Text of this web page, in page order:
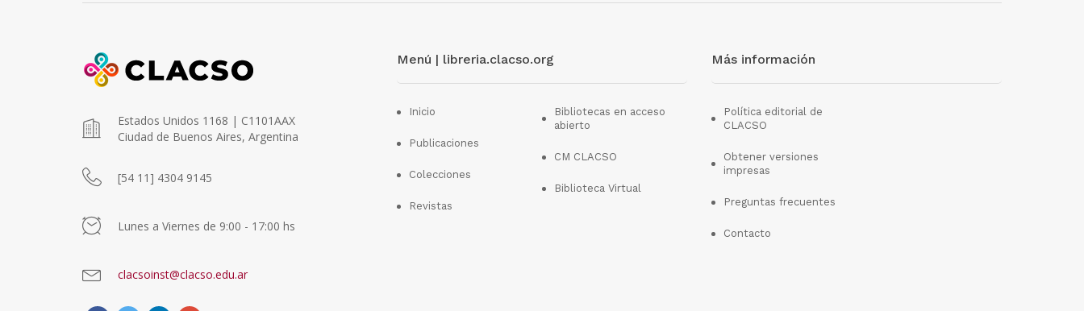
Estados Unidos 1168 | C1101AAX
Ciudad de Buenos Aires, Argentina
[54 11] 4304 9145
Lunes a Viernes de 9:00 - 17:00 hs
clacsoinst@clacso.edu.ar
Menú | libreria.clacso.org
Inicio
Publicaciones
Colecciones
Revistas
Bibliotecas en acceso
abierto
CM CLACSO
Biblioteca Virtual
Más información
Política editorial de
CLACSO
Obtener versiones
impresas
Preguntas frecuentes
Contacto